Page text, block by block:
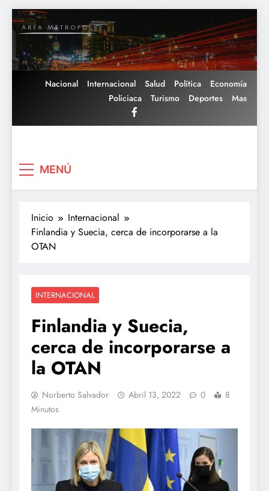
Saltar
al
contenido
Nacional Internacional Salud Política
Economía
Policiaca
Turismo Deportes Mas
MENÚ
Inicio
Internacional
Finlandia y Suecia, cerca de incorporarse a la
OTAN
INTERNACIONAL
Finlandia y Suecia,
cerca de incorporarse a
la OTAN
Norberto Salvador Abril 13, 2022 0
8
Minutos